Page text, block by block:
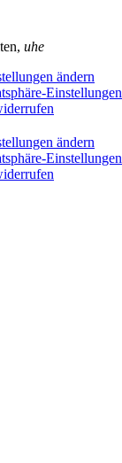
uhe
ändern
Einstellungen
ändern
Einstellungen